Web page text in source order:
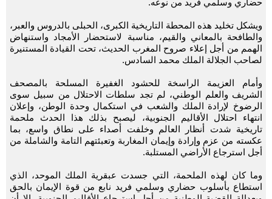
حضاري وسلمي فريد من نوعه.
ويشكل تخليد هذه المحطة التاريخية الكبرى، الحبلى بالدروس والعبر،
والطافحة بالمعاني والقيم، مناسبة لاستحضار الأمجاد واستنهاض
الهمم من أجل إعلاء صروح المغرب الحديث، تحت القيادة المستنيرة
لصاحب الجلالة الملك محمد السادس.
وأمام العزيمة الراسخة للحشود الغفيرة المسلحة بالمصحف
الشريف والعلم الوطني، لم تجد سلطات الاحتلال من سبيل سوى
الرضوخ لإرادة الملك والشعب في استكمال وحدة الوطن، وإعلان
انتهاء احتلال الأقاليم الجنوبية، ليصبح بذلك هذا الحدث ملحمة
تاريخية شدت أنظار العالم وخلفت أصداء على نطاق واسع، بما
عكسته من عزم وإرادة وإيمان المغاربة وتعبئتهم التامة والشاملة من
أجل استرجاع الأراضي المستلبة.
وما كان لهذه الملحمة، التي جسدت عبقرية الملك الموحد، الذي
استطاع بأسلوب حضاري وسلمي فريد نابع من قوة الإيمان بالحق